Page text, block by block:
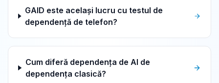
GAID este același lucru cu testul de
dependență de telefon?
Cum diferă dependența de AI de
dependența clasică?